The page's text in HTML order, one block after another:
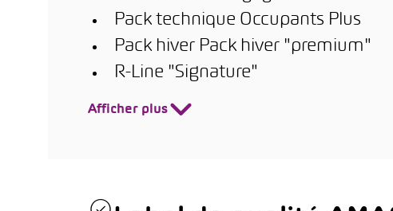
Pack technique Occupants Plus
Pack hiver Pack hiver "premium"
R-Line "Signature"
Afficher plus